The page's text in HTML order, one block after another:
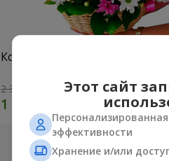
Корзина хризантем "Яркая
2 352 грн
Этот сайт
эффективности
Хранение и/или